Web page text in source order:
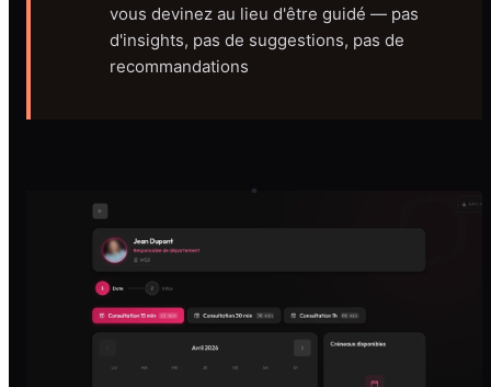
vous devinez au lieu d'être guidé — pas
d'insights, pas de suggestions, pas de
recommandations